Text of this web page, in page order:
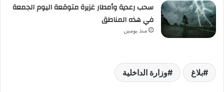
سحب رعدية وأمطار غزيرة متوقعة اليوم الجمعة
في هذه المناطق
منذ يومين
بلاغ وزارة الداخلية